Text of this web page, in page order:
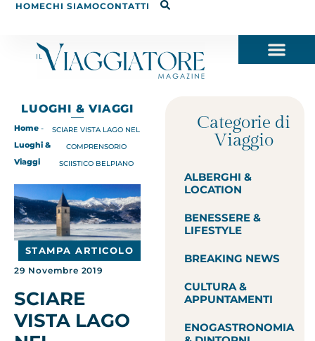
HOMECHI SIAMOCONTATTI
LUOGHI & VIAGGI
Home -
Luoghi &
Viaggi
SCIARE VISTA LAGO NEL
COMPRENSORIO
SCIISTICO BELPIANO
STAMPA ARTICOLO
29 Novembre 2019
SCIARE
VISTA LAGO
Categorie di
Viaggio
ALBERGHI &
LOCATION
BENESSERE &
LIFESTYLE
BREAKING NEWS
CULTURA &
APPUNTAMENTI
ENOGASTRONOMIA